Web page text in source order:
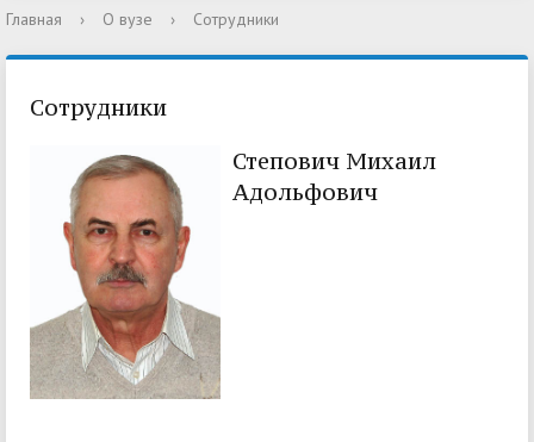
Главная › О вузе › Сотрудники
Сотрудники
Степович Михаил
Адольфович